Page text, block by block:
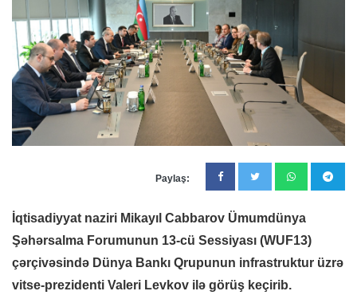
Paylaş:
İqtisadiyyat naziri Mikayıl Cabbarov Ümumdünya
Şəhərsalma Forumunun 13-cü Sessiyası (WUF13)
çərçivəsində Dünya Bankı Qrupunun infrastruktur üzrə
vitse-prezidenti Valeri Levkov ilə görüş keçirib.